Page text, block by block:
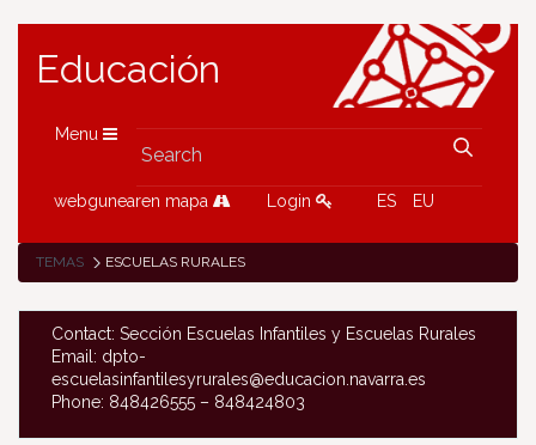
Educación
Menu
webgunearen mapa Login ES EU
TEMAS ESCUELAS RURALES
Contact: Sección Escuelas Infantiles y Escuelas Rurales
Email: dpto-
escuelasinfantilesyrurales@educacion.navarra.es
Phone: 848426555 – 848424803